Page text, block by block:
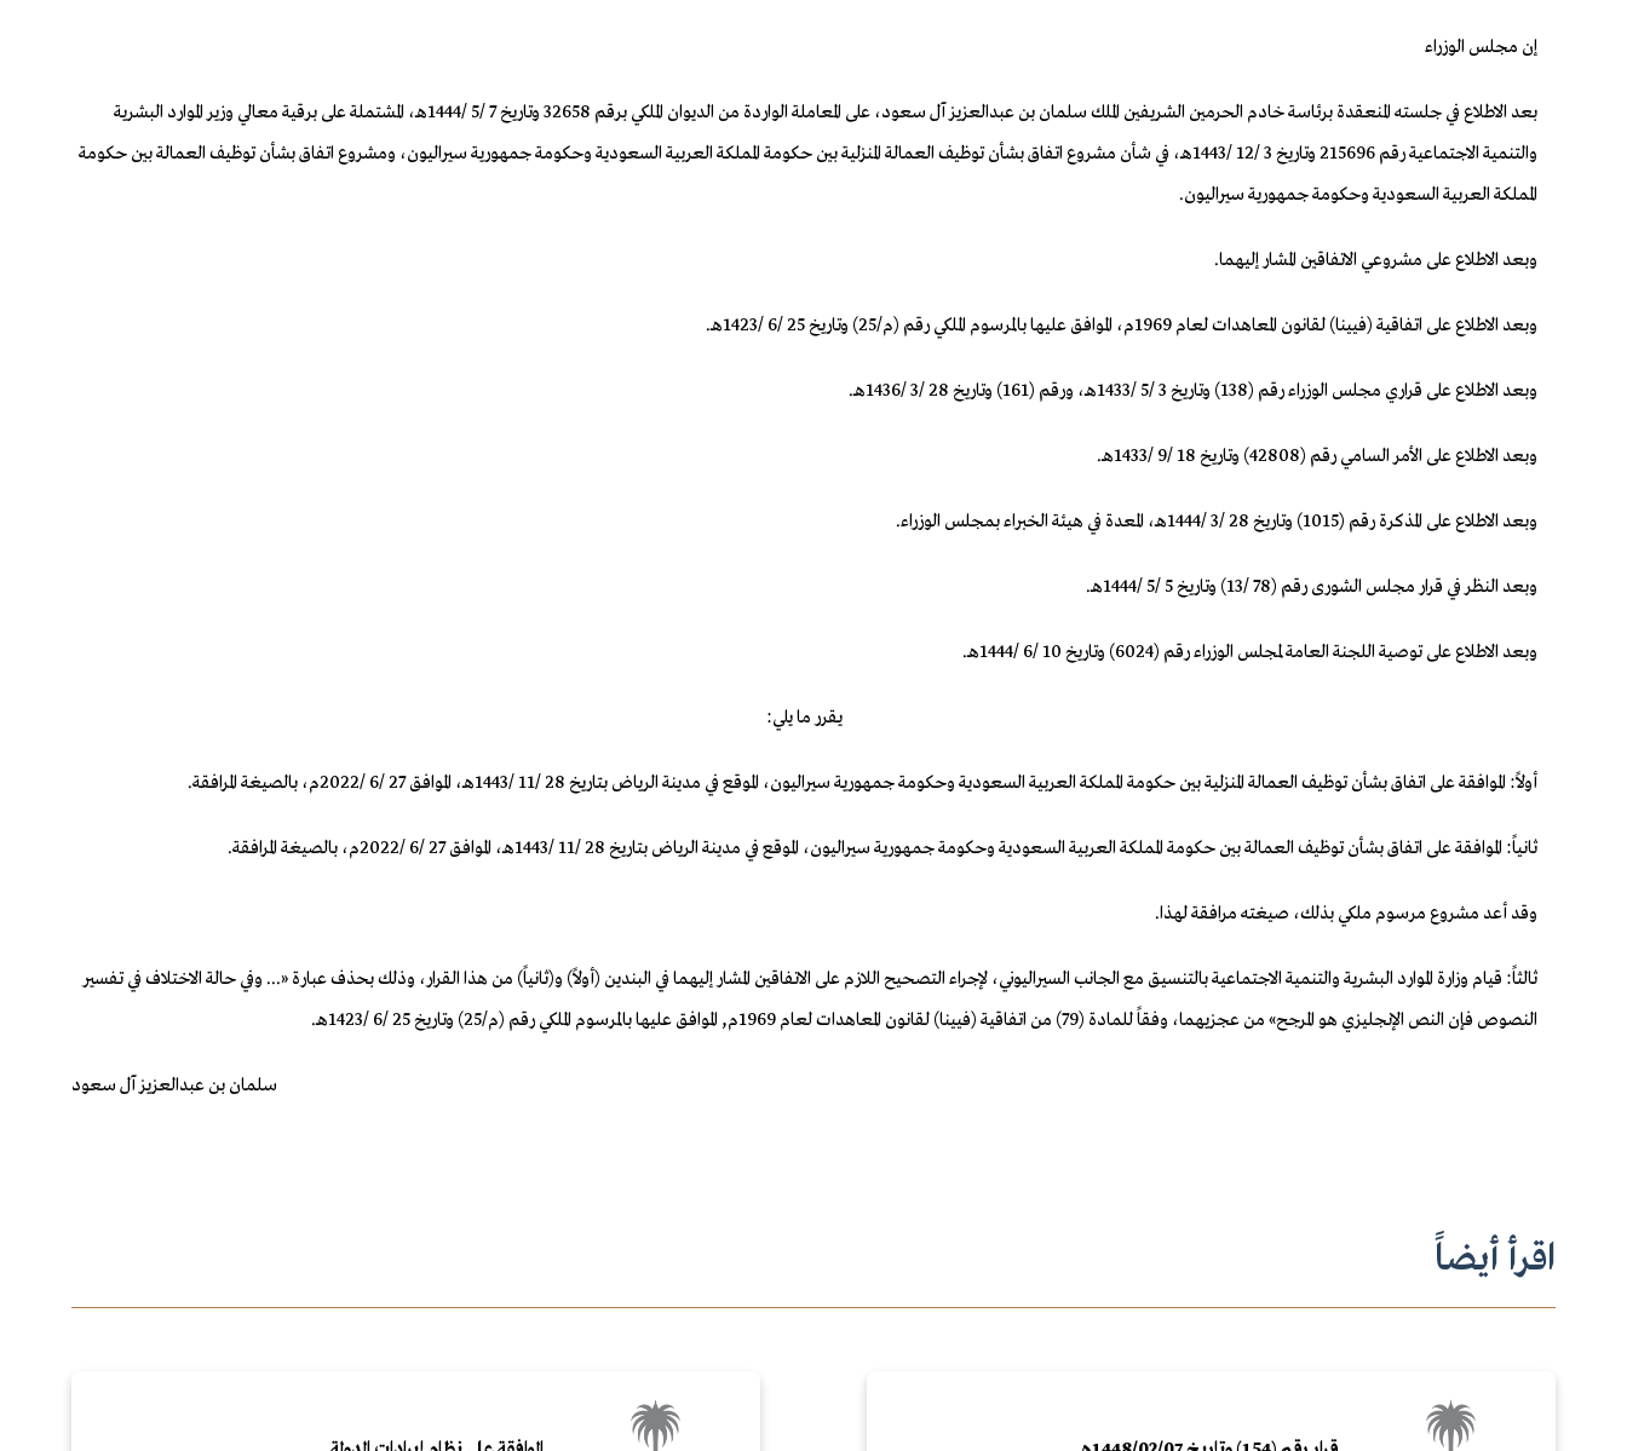
إن مجلس الوزراء
بعد الاطلاع في جلسته المنعقدة برئاسة خادم الحرمين الشريفين الملك سلمان بن عبدالعزيز آل سعود، على المعاملة الواردة من الديوان الملكي برقم 32658 وتاريخ 7 /5 /1444هـ، المشتملة على برقية معالي وزير الموارد البشرية
والتنمية الاجتماعية رقم 215696 وتاريخ 3 /12 /1443هـ، في شأن مشروع اتفاق بشأن توظيف العمالة المنزلية بين حكومة المملكة العربية السعودية وحكومة جمهورية سيراليون، ومشروع اتفاق بشأن توظيف العمالة بين حكومة
المملكة العربية السعودية وحكومة جمهورية سيراليون.
وبعد الاطلاع على مشروعي الاتفاقين المشار إليهما.
وبعد الاطلاع على اتفاقية (فيينا) لقانون المعاهدات لعام 1969م، الموافق عليها بالمرسوم الملكي رقم (م/25) وتاريخ 25 /6 /1423هـ.
وبعد الاطلاع على قراري مجلس الوزراء رقم (138) وتاريخ 3 /5 /1433هـ، ورقم (161) وتاريخ 28 /3 /1436هـ.
وبعد الاطلاع على الأمر السامي رقم (42808) وتاريخ 18 /9 /1433هـ.
وبعد الاطلاع على المذكرة رقم (1015) وتاريخ 28 /3 /1444هـ، المعدة في هيئة الخبراء بمجلس الوزراء.
وبعد النظر في قرار مجلس الشورى رقم (78 /13) وتاريخ 5 /5 /1444هـ.
وبعد الاطلاع على توصية اللجنة العامة لمجلس الوزراء رقم (6024) وتاريخ 10 /6 /1444هـ.
يقرر ما يلي:
أولاً: الموافقة على اتفاق بشأن توظيف العمالة المنزلية بين حكومة المملكة العربية السعودية وحكومة جمهورية سيراليون، الموقع في مدينة الرياض بتاريخ 28 /11 /1443هـ، الموافق 27 /6 /2022م، بالصيغة المرافقة.
ثانياً: الموافقة على اتفاق بشأن توظيف العمالة بين حكومة المملكة العربية السعودية وحكومة جمهورية سيراليون، الموقع في مدينة الرياض بتاريخ 28 /11 /1443هـ، الموافق 27 /6 /2022م، بالصيغة المرافقة.
وقد أعد مشروع مرسوم ملكي بذلك، صيغته مرافقة لهذا.
ثالثاً: قيام وزارة الموارد البشرية والتنمية الاجتماعية بالتنسيق مع الجانب السيراليوني، لإجراء التصحيح اللازم على الاتفاقين المشار إليهما في البندين (أولاً) و(ثانياً) من هذا القرار، وذلك بحذف عبارة «... وفي حالة الاختلاف في تفسير
النصوص فإن النص الإنجليزي هو المرجح» من عجزيهما، وفقاً للمادة (79) من اتفاقية (فيينا) لقانون المعاهدات لعام 1969م, الموافق عليها بالمرسوم الملكي رقم (م/25) وتاريخ 25 /6 /1423هـ.
سلمان بن عبدالعزيز آل سعود
اقرأ أيضاً